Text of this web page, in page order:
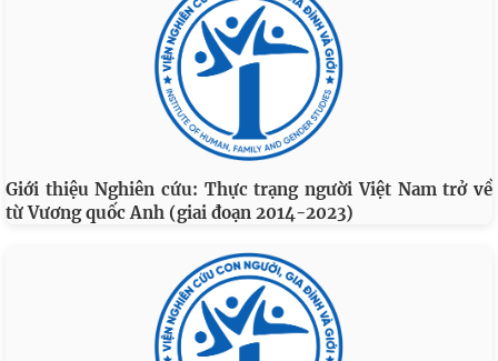
Giới thiệu Nghiên cứu: Thực trạng người Việt Nam trở về
từ Vương quốc Anh (giai đoạn 2014-2023)